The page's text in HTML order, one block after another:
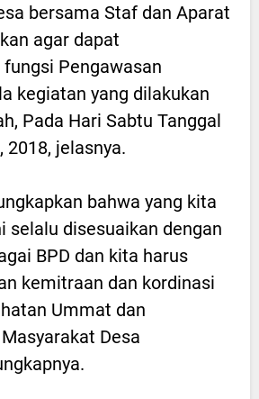
bersama Staf dan Aparat
agar dapat
Pengawasan
kegiatan yang dilakukan
Pada Hari Sabtu Tanggal
2018, jelasnya.
bahwa yang kita
selalu disesuaikan dengan
BPD dan kita harus
kemitraan dan kordinasi
Ummat dan
Desa